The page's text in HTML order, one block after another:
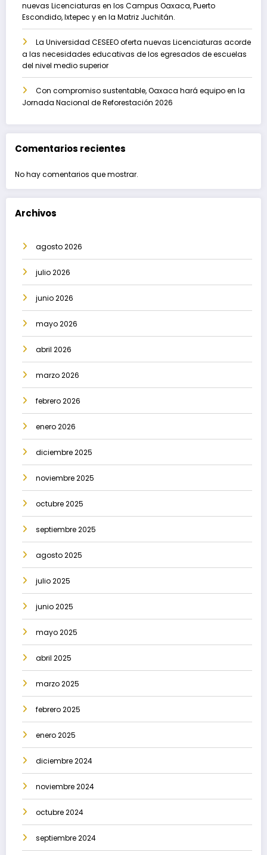
nuevas Licenciaturas en los Campus Oaxaca, Puerto
Escondido, Ixtepec y en la Matriz Juchitán.
La Universidad CESEEO oferta nuevas Licenciaturas acorde
a las necesidades educativas de los egresados de escuelas
del nivel medio superior
Con compromiso sustentable, Oaxaca hará equipo en la
Jornada Nacional de Reforestación 2026
Comentarios recientes
No hay comentarios que mostrar.
Archivos
agosto 2026
julio 2026
junio 2026
mayo 2026
abril 2026
marzo 2026
febrero 2026
enero 2026
diciembre 2025
noviembre 2025
octubre 2025
septiembre 2025
agosto 2025
julio 2025
junio 2025
mayo 2025
abril 2025
marzo 2025
febrero 2025
enero 2025
diciembre 2024
noviembre 2024
octubre 2024
septiembre 2024